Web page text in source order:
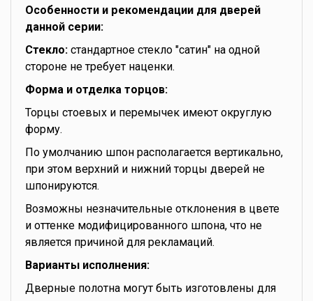
Особенности и рекомендации для дверей
данной серии:
Стекло: стандартное стекло "сатин" на одной
стороне не требует наценки.
Форма и отделка торцов:
Торцы стоевых и перемычек имеют округлую
форму.
По умолчанию шпон располагается вертикально,
при этом верхний и нижний торцы дверей не
шпонируются.
Возможны незначительные отклонения в цвете
и оттенке модифицированного шпона, что не
является причиной для рекламаций.
Варианты исполнения:
Дверные полотна могут быть изготовлены для